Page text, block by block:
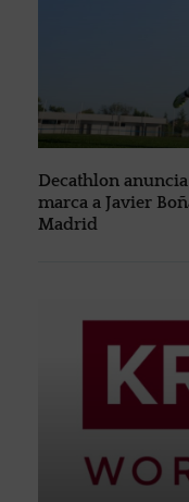
Decathlon
marca a Javier
Madrid